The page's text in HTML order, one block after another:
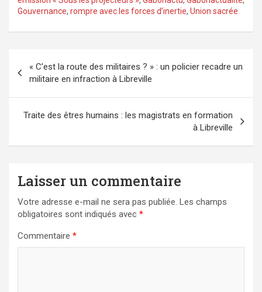
Gouvernance, rompre avec les forces d’inertie, Union sacrée
de
l’article
« C’est la route des militaires ? » : un policier recadre un
militaire en infraction à Libreville
Traite des êtres humains : les magistrats en formation
à Libreville
Laisser un commentaire
Votre adresse e-mail ne sera pas publiée. Les champs
obligatoires sont indiqués avec *
Commentaire *